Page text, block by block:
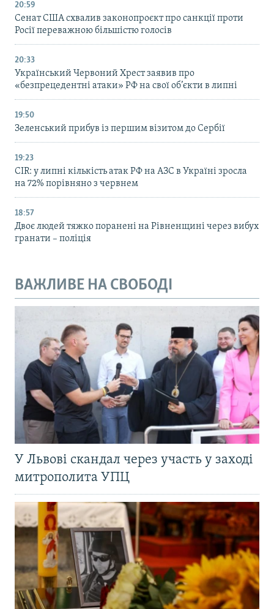
20:59
Cенат США схвалив законопроєкт про санкції проти
Росії переважною більшістю голосів
20:33
Український Червоний Хрест заявив про
«безпрецедентні атаки» РФ на свої об’єкти в липні
19:50
Зеленський прибув із першим візитом до Сербії
19:23
CIR: у липні кількість атак РФ на АЗС в Україні зросла
на 72% порівняно з червнем
18:57
Двоє людей тяжко поранені на Рівненщині через вибух
гранати – поліція
ВАЖЛИВЕ НА СВОБОДІ
У Львові скандал через участь у заході
митрополита УПЦ